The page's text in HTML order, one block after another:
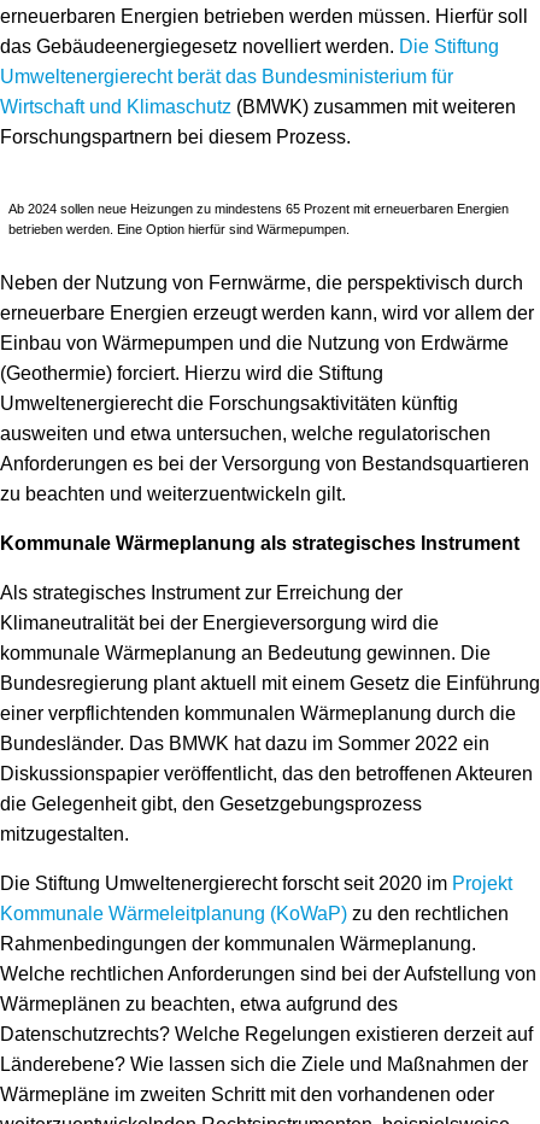
erneuerbaren Energien betrieben werden müssen. Hierfür soll
das Gebäudeenergiegesetz novelliert werden. Die Stiftung
Umweltenergierecht berät das Bundesministerium für
Wirtschaft und Klimaschutz (BMWK) zusammen mit weiteren
Forschungspartnern bei diesem Prozess.
Ab 2024 sollen neue Heizungen zu mindestens 65 Prozent mit erneuerbaren Energien
betrieben werden. Eine Option hierfür sind Wärmepumpen.
Neben der Nutzung von Fernwärme, die perspektivisch durch
erneuerbare Energien erzeugt werden kann, wird vor allem der
Einbau von Wärmepumpen und die Nutzung von Erdwärme
(Geothermie) forciert. Hierzu wird die Stiftung
Umweltenergierecht die Forschungsaktivitäten künftig
ausweiten und etwa untersuchen, welche regulatorischen
Anforderungen es bei der Versorgung von Bestandsquartieren
zu beachten und weiterzuentwickeln gilt.
Kommunale Wärmeplanung als strategisches Instrument
Als strategisches Instrument zur Erreichung der
Klimaneutralität bei der Energieversorgung wird die
kommunale Wärmeplanung an Bedeutung gewinnen. Die
Bundesregierung plant aktuell mit einem Gesetz die Einführung
einer verpflichtenden kommunalen Wärmeplanung durch die
Bundesländer. Das BMWK hat dazu im Sommer 2022 ein
Diskussionspapier veröffentlicht, das den betroffenen Akteuren
die Gelegenheit gibt, den Gesetzgebungsprozess
mitzugestalten.
Die Stiftung Umweltenergierecht forscht seit 2020 im Projekt
Kommunale Wärmeleitplanung (KoWaP) zu den rechtlichen
Rahmenbedingungen der kommunalen Wärmeplanung.
Welche rechtlichen Anforderungen sind bei der Aufstellung von
Wärmeplänen zu beachten, etwa aufgrund des
Datenschutzrechts? Welche Regelungen existieren derzeit auf
Länderebene? Wie lassen sich die Ziele und Maßnahmen der
Wärmepläne im zweiten Schritt mit den vorhandenen oder